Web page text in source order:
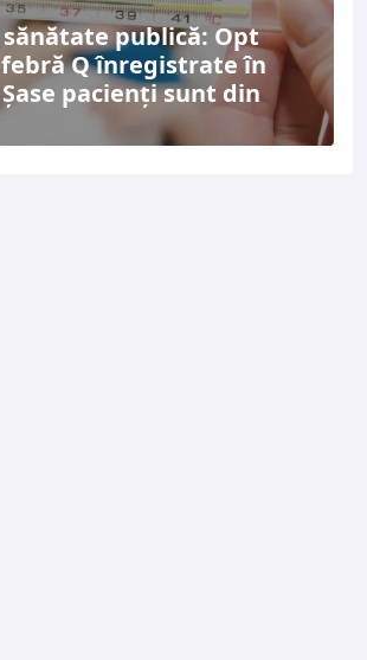
publică: Opt
Q înregistrate în
pacienți sunt din